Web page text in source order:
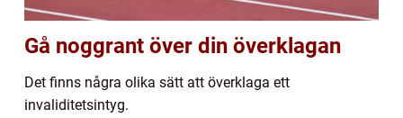
Gå noggrant över din överklagan
Det finns några olika sätt att överklaga ett
invaliditetsintyg.